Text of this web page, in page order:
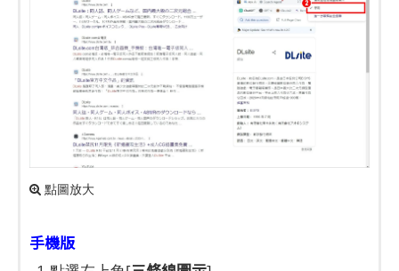
點圖放大
手機版